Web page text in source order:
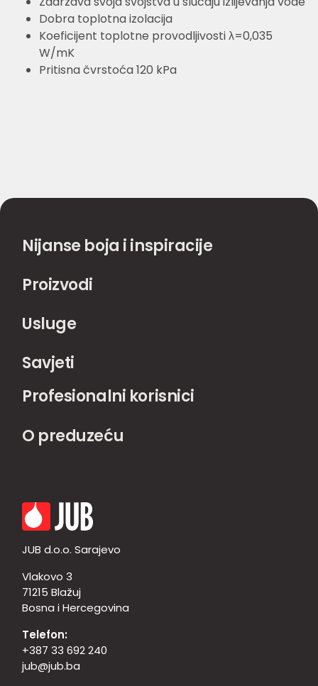
Dobra toplotna izolacija
Koeficijent toplotne provodljivosti λ=0,035
W/mK
Pritisna čvrstoća 120 kPa
Nijanse boja i inspiracije
Proizvodi
Usluge
Savjeti
Profesionalni korisnici
O preduzeću
JUB d.o.o. Sarajevo
Vlakovo 3
71215 Blažuj
Bosna i Hercegovina
Telefon:
+387 33 692 240
jub@jub.ba